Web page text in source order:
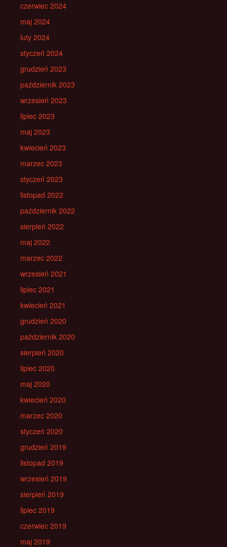
czerwiec 2024
maj 2024
luty 2024
styczeń 2024
grudzień 2023
październik 2023
wrzesień 2023
lipiec 2023
maj 2023
kwiecień 2023
marzec 2023
styczeń 2023
listopad 2022
październik 2022
sierpień 2022
maj 2022
marzec 2022
wrzesień 2021
lipiec 2021
kwiecień 2021
grudzień 2020
październik 2020
sierpień 2020
lipiec 2020
maj 2020
kwiecień 2020
marzec 2020
styczeń 2020
grudzień 2019
listopad 2019
wrzesień 2019
sierpień 2019
lipiec 2019
czerwiec 2019
maj 2019